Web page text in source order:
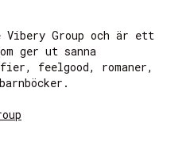
Group och är ett
ger ut sanna
feelgood, romaner,